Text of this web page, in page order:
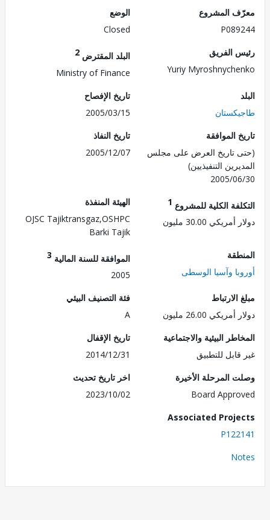
المشروع
الفريق
Yuriy
البلد المقترض
Ministry of Finance
تاريخ الإفصاح
2005/03/15
الموافقة
تاريخ العرض على مجلس
التنفيذيين)
2005/
تاريخ النفاذ
2005/12/07
الكلية للمشروع1
30.00 مليون
الهيئة المنفذة
OJSC Tajiktransgaz,OSHPC
Barki Tajik
وآسيا الوسطى
الموافقة للسنة المالية3
26.00 مليون
فئة التصنيف البيئي
البيئية والاجتماعية
للتطبيق
تاريخ الإقفال
2014/12/31
المرحلة الأخيرة
Board
اخر تاريخ تحديث
2023/10/02
Associated